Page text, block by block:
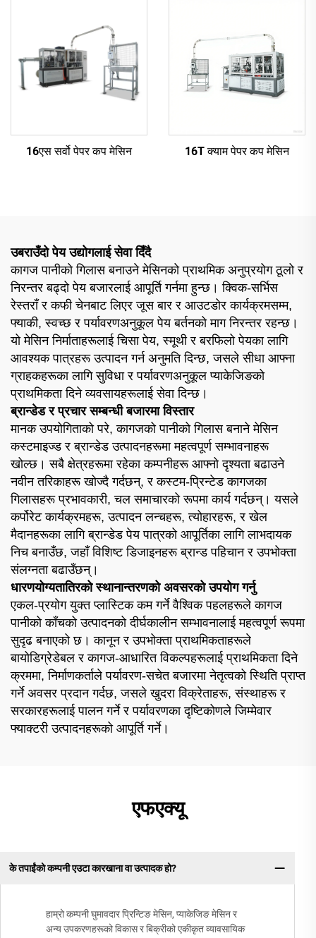
16एस सर्वो पेपर कप मेसिन 16T क्याम पेपर कप मेसिन
उबराउँदो पेय उद्योगलाई सेवा दिँदै
कागज पानीको गिलास बनाउने मेसिनको प्राथमिक अनुप्रयोग ठूलो र
निरन्तर बढ्दो पेय बजारलाई आपूर्ति गर्नमा हुन्छ। क्विक-सर्भिस
रेस्तराँ र कफी चेनबाट लिएर जूस बार र आउटडोर कार्यक्रमसम्म,
फ्याकी, स्वच्छ र पर्यावरणअनुकूल पेय बर्तनको माग निरन्तर रहन्छ।
यो मेसिन निर्माताहरूलाई चिसा पेय, स्मूथी र बरफिलो पेयका लागि
आवश्यक पात्रहरू उत्पादन गर्न अनुमति दिन्छ, जसले सीधा आफ्ना
ग्राहकहरूका लागि सुविधा र पर्यावरणअनुकूल प्याकेजिङको
प्राथमिकता दिने व्यवसायहरूलाई सेवा दिन्छ।
ब्रान्डेड र प्रचार सम्बन्धी बजारमा विस्तार
मानक उपयोगिताको परे, कागजको पानीको गिलास बनाने मेसिन
कस्टमाइज्ड र ब्रान्डेड उत्पादनहरूमा महत्वपूर्ण सम्भावनाहरू
खोल्छ। सबै क्षेत्रहरूमा रहेका कम्पनीहरू आफ्नो दृश्यता बढाउने
नवीन तरिकाहरू खोज्दै गर्दछन्, र कस्टम-प्रिन्टेड कागजका
गिलासहरू प्रभावकारी, चल समाचारको रूपमा कार्य गर्दछन्। यसले
कर्पोरेट कार्यक्रमहरू, उत्पादन लन्चहरू, त्योहारहरू, र खेल
मैदानहरूका लागि ब्रान्डेड पेय पात्रको आपूर्तिका लागि लाभदायक
निच बनाउँछ, जहाँ विशिष्ट डिजाइनहरू ब्रान्ड पहिचान र उपभोक्ता
संलग्नता बढाउँछन्।
धारणयोग्यतातिरको स्थानान्तरणको अवसरको उपयोग गर्नु
एकल-प्रयोग युक्त प्लास्टिक कम गर्ने वैश्विक पहलहरूले कागज
पानीको काँचको उत्पादनको दीर्घकालीन सम्भावनालाई महत्वपूर्ण रूपमा
सुदृढ बनाएको छ। कानून र उपभोक्ता प्राथमिकताहरूले
बायोडिग्रेडेबल र कागज-आधारित विकल्पहरूलाई प्राथमिकता दिने
क्रममा, निर्माणकर्ताले पर्यावरण-सचेत बजारमा नेतृत्वको स्थिति प्राप्त
गर्ने अवसर प्रदान गर्दछ, जसले खुदरा विक्रेताहरू, संस्थाहरू र
सरकारहरूलाई पालन गर्ने र पर्यावरणका दृष्टिकोणले जिम्मेवार
फ्याक्टरी उत्पादनहरूको आपूर्ति गर्ने।
एफएक्यू
के तपाईंको कम्पनी एउटा कारखाना वा उत्पादक हो?
हाम्रो कम्पनी घुमावदार प्रिन्टिङ मेसिन, प्याकेजिङ मेसिन र
अन्य उपकरणहरूको विकास र बिक्रीको एकीकृत व्यावसायिक